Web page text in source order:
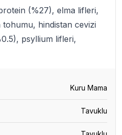
(%27), elma lifleri,
hindistan cevizi
psyllium lifleri,
Kuru Mama
Tavuklu